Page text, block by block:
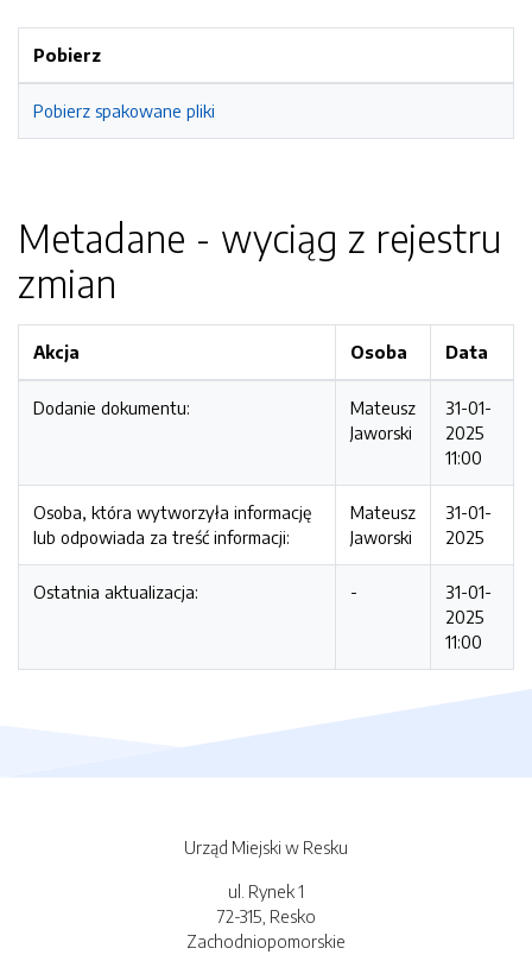
Pobierz
Pobierz spakowane pliki
Metadane - wyciąg z rejestru
zmian
Akcja Osoba Data
Dodanie dokumentu:
Mateusz
Jaworski
31-01-
2025
11:00
Osoba, która wytworzyła informację
lub odpowiada za treść informacji:
Mateusz
Jaworski
31-01-
2025
Ostatnia aktualizacja: -
31-01-
2025
11:00
Urząd Miejski w Resku
ul. Rynek 1
72-315, Resko
Zachodniopomorskie